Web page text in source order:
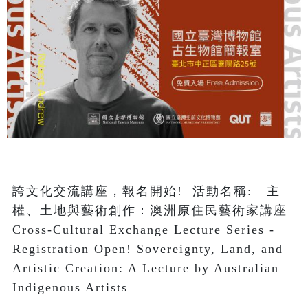
誇文化交流講座，報名開始!  活動名稱:   主
權、土地與藝術創作：澳洲原住民藝術家講座
Cross-Cultural Exchange Lecture Series -
Registration Open! Sovereignty, Land, and
Artistic Creation: A Lecture by Australian
Indigenous Artists